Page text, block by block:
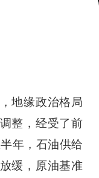
地缘政治格局
整，经受了前
年，石油供给
缓，原油基准